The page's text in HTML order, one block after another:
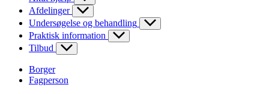
Afdelinger
Undersøgelse og behandling
Praktisk information
Tilbud
Borger
Fagperson